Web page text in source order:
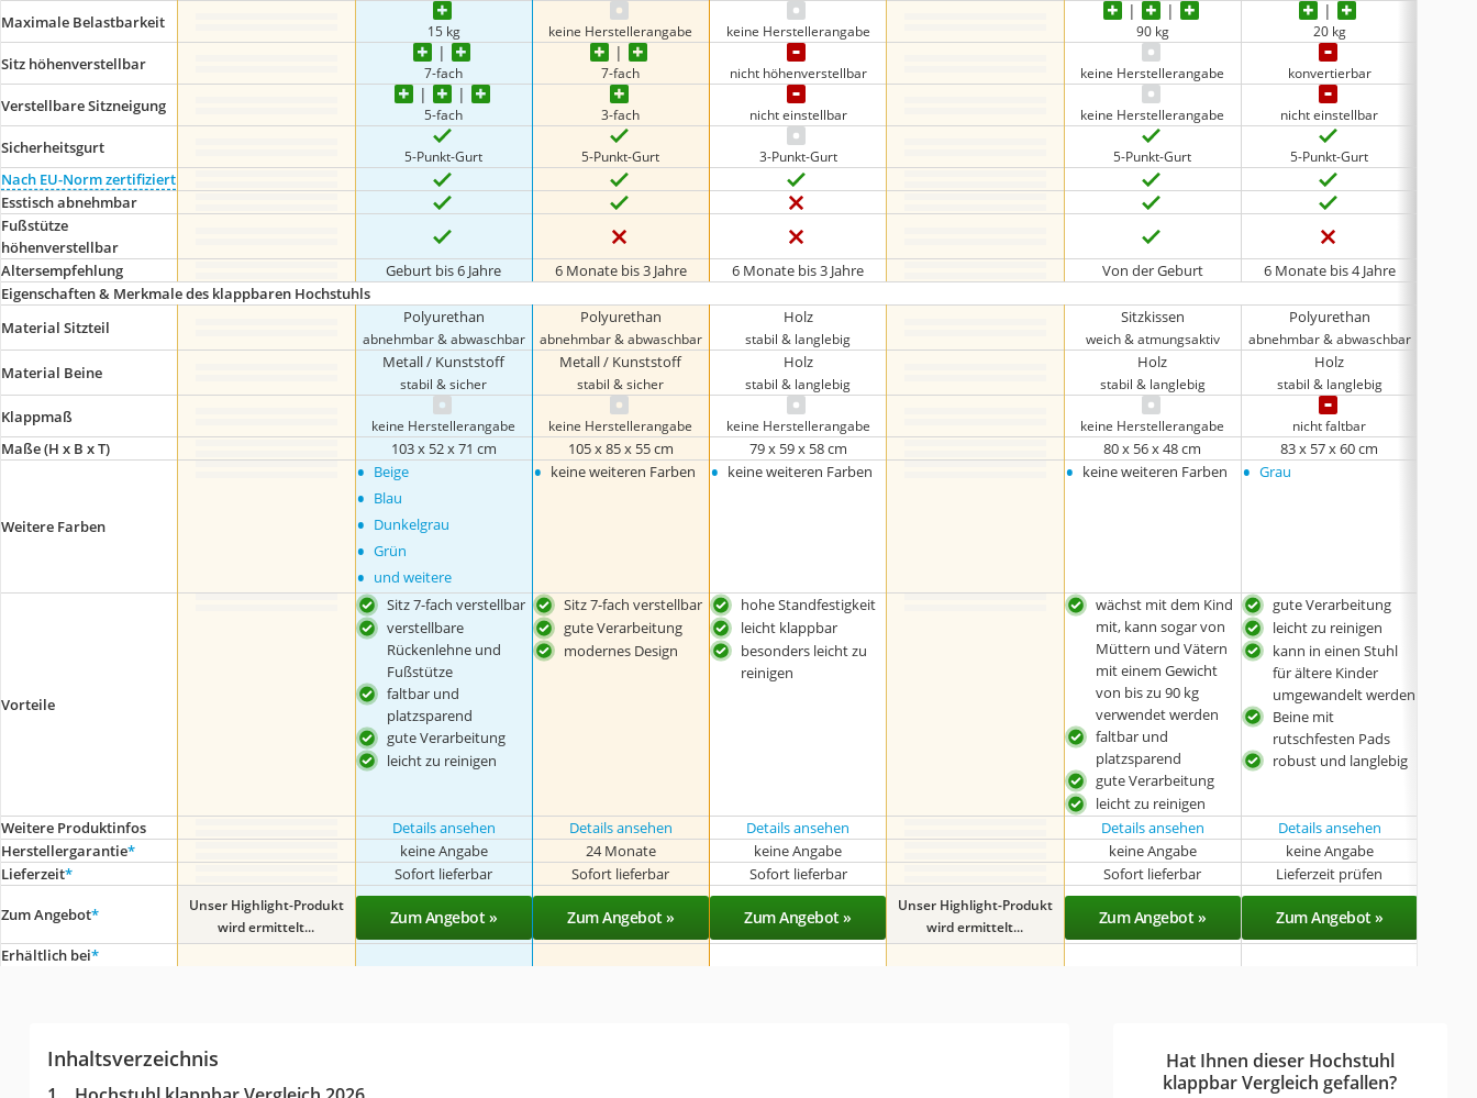
Maximale Belastbarkeit 15 kg keine Herstellerangabe keine Herstellerangabe 90 kg 20 kg
Sitz höhenverstellbar 7-fach 7-fach nicht höhenverstellbar keine Herstellerangabe konvertierbar
Verstellbare Sitzneigung 5-fach 3-fach nicht einstellbar keine Herstellerangabe nicht einstellbar
Sicherheitsgurt 5-Punkt-Gurt 5-Punkt-Gurt 3-Punkt-Gurt 5-Punkt-Gurt 5-Punkt-Gurt
Nach EU-Norm zertifiziert
Esstisch abnehmbar
Fußstütze
höhenverstellbar
Altersempfehlung
Geburt bis 6 Jahre 6 Monate bis 3 Jahre 6 Monate bis 3 Jahre Von der Geburt 6 Monate bis 4 Jahre
Eigenschaften & Merkmale des klappbaren Hochstuhls
Material Sitzteil
Polyurethan
abnehmbar & abwaschbar
Polyurethan
abnehmbar & abwaschbar
Holz
stabil & langlebig
Sitzkissen
weich & atmungsaktiv
Polyurethan
abnehmbar & abwaschbar
Material Beine
Metall / Kunststoff
stabil & sicher
Metall / Kunststoff
stabil & sicher
Holz
stabil & langlebig
Holz
stabil & langlebig
Holz
stabil & langlebig
Klappmaß keine Herstellerangabe keine Herstellerangabe keine Herstellerangabe keine Herstellerangabe nicht faltbar
Maße (H x B x T) 103 x 52 x 71 cm 105 x 85 x 55 cm 79 x 59 x 58 cm 80 x 56 x 48 cm 83 x 57 x 60 cm
Weitere Farben
• Beige
• Blau
• Dunkelgrau
• Grün
• und weitere
• keine weiteren Farben • keine weiteren Farben • keine weiteren Farben • Grau
Vorteile
Sitz 7-fach verstellbar
verstellbare
Rückenlehne und
Fußstütze
faltbar und
platzsparend
gute Verarbeitung
leicht zu reinigen
Sitz 7-fach verstellbar
gute Verarbeitung
modernes Design
hohe Standfestigkeit
leicht klappbar
besonders leicht zu
reinigen
wächst mit dem Kind
mit, kann sogar von
Müttern und Vätern
mit einem Gewicht
von bis zu 90 kg
verwendet werden
faltbar und
platzsparend
gute Verarbeitung
leicht zu reinigen
gute Verarbeitung
leicht zu reinigen
kann in einen Stuhl
für ältere Kinder
umgewandelt werden
Beine mit
rutschfesten Pads
robust und langlebig
Weitere Produktinfos Details ansehen Details ansehen Details ansehen Details ansehen Details ansehen
Herstellergarantie* keine Angabe 24 Monate keine Angabe keine Angabe
keine Angabe
Lieferzeit* Sofort lieferbar Sofort lieferbar Sofort lieferbar Sofort lieferbar Lieferzeit prüfen
Zum Angebot*
Unser Highlight-Produkt
wird ermittelt...
Zum Angebot » Zum Angebot » Zum Angebot »
Unser Highlight-Produkt
wird ermittelt...
Zum Angebot » Zum Angebot »
Erhältlich bei*
Inhaltsverzeichnis
Hat Ihnen dieser Hochstuhl
klappbar Vergleich gefallen?